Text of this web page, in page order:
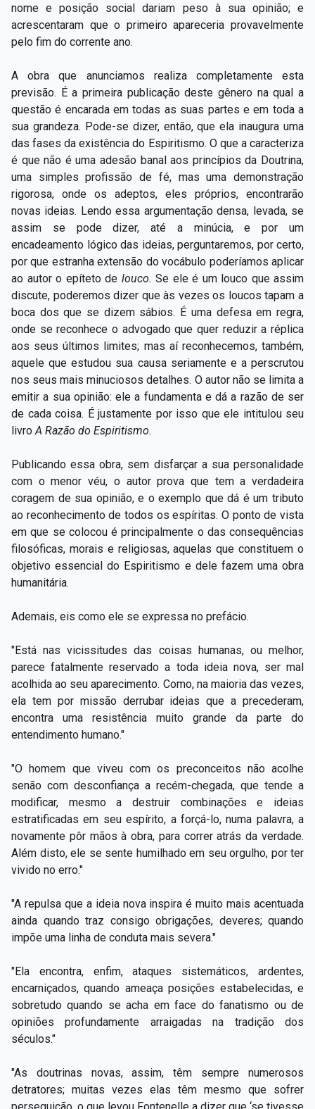
nome e posição social dariam peso à sua opinião; e
acrescentaram que o primeiro apareceria provavelmente
pelo fim do corrente ano.
A obra que anunciamos realiza completamente esta
previsão. É a primeira publicação deste gênero na qual a
questão é encarada em todas as suas partes e em toda a
sua grandeza. Pode-se dizer, então, que ela inaugura uma
das fases da existência do Espiritismo. O que a caracteriza
é que não é uma adesão banal aos princípios da Doutrina,
uma simples profissão de fé, mas uma demonstração
rigorosa, onde os adeptos, eles próprios, encontrarão
novas ideias. Lendo essa argumentação densa, levada, se
assim se pode dizer, até a minúcia, e por um
encadeamento lógico das ideias, perguntaremos, por certo,
por que estranha extensão do vocábulo poderíamos aplicar
ao autor o epíteto de louco. Se ele é um louco que assim
discute, poderemos dizer que às vezes os loucos tapam a
boca dos que se dizem sábios. É uma defesa em regra,
onde se reconhece o advogado que quer reduzir a réplica
aos seus últimos limites; mas aí reconhecemos, também,
aquele que estudou sua causa seriamente e a perscrutou
nos seus mais minuciosos detalhes. O autor não se limita a
emitir a sua opinião: ele a fundamenta e dá a razão de ser
de cada coisa. É justamente por isso que ele intitulou seu
livro A Razão do Espiritismo.
Publicando essa obra, sem disfarçar a sua personalidade
com o menor véu, o autor prova que tem a verdadeira
coragem de sua opinião, e o exemplo que dá é um tributo
ao reconhecimento de todos os espíritas. O ponto de vista
em que se colocou é principalmente o das consequências
filosóficas, morais e religiosas, aquelas que constituem o
objetivo essencial do Espiritismo e dele fazem uma obra
humanitária.
Ademais, eis como ele se expressa no prefácio.
"Está nas vicissitudes das coisas humanas, ou melhor,
parece fatalmente reservado a toda ideia nova, ser mal
acolhida ao seu aparecimento. Como, na maioria das vezes,
ela tem por missão derrubar ideias que a precederam,
encontra uma resistência muito grande da parte do
entendimento humano."
"O homem que viveu com os preconceitos não acolhe
senão com desconfiança a recém-chegada, que tende a
modificar, mesmo a destruir combinações e ideias
estratificadas em seu espírito, a forçá-lo, numa palavra, a
novamente pôr mãos à obra, para correr atrás da verdade.
Além disto, ele se sente humilhado em seu orgulho, por ter
vivido no erro."
"A repulsa que a ideia nova inspira é muito mais acentuada
ainda quando traz consigo obrigações, deveres; quando
impõe uma linha de conduta mais severa."
"Ela encontra, enfim, ataques sistemáticos, ardentes,
encarniçados, quando ameaça posições estabelecidas, e
sobretudo quando se acha em face do fanatismo ou de
opiniões profundamente arraigadas na tradição dos
séculos."
"As doutrinas novas, assim, têm sempre numerosos
detratores; muitas vezes elas têm mesmo que sofrer